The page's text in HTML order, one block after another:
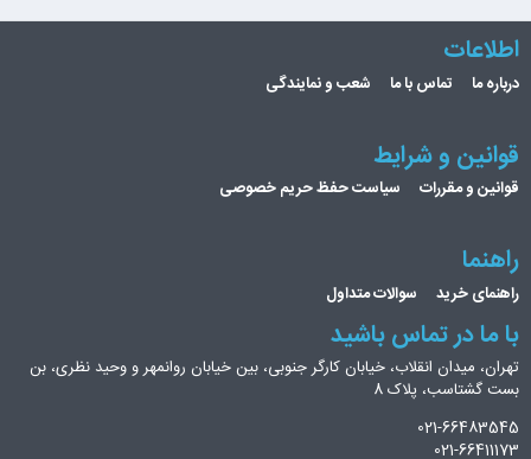
اطلاعات
درباره ما تماس با ما شعب و نمایندگی
قوانین و شرایط
قوانین و مقررات سیاست حفظ حریم خصوصی
راهنما
راهنمای خرید سوالات متداول
با ما در تماس باشید
تهران، میدان انقلاب، خیابان کارگر جنوبی، بین خیابان روانمهر و وحید نظری، بن
بست گشتاسب، پلاک 8
021-66483545
021-66411173